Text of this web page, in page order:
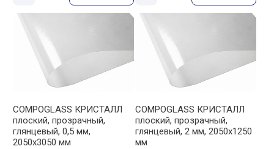
COMPOGLASS КРИСТАЛЛ
плоский, прозрачный,
глянцевый, 0,5 мм,
2050х3050 мм
COMPOGLASS КРИСТАЛЛ
плоский, прозрачный,
глянцевый, 2 мм, 2050х1250
мм